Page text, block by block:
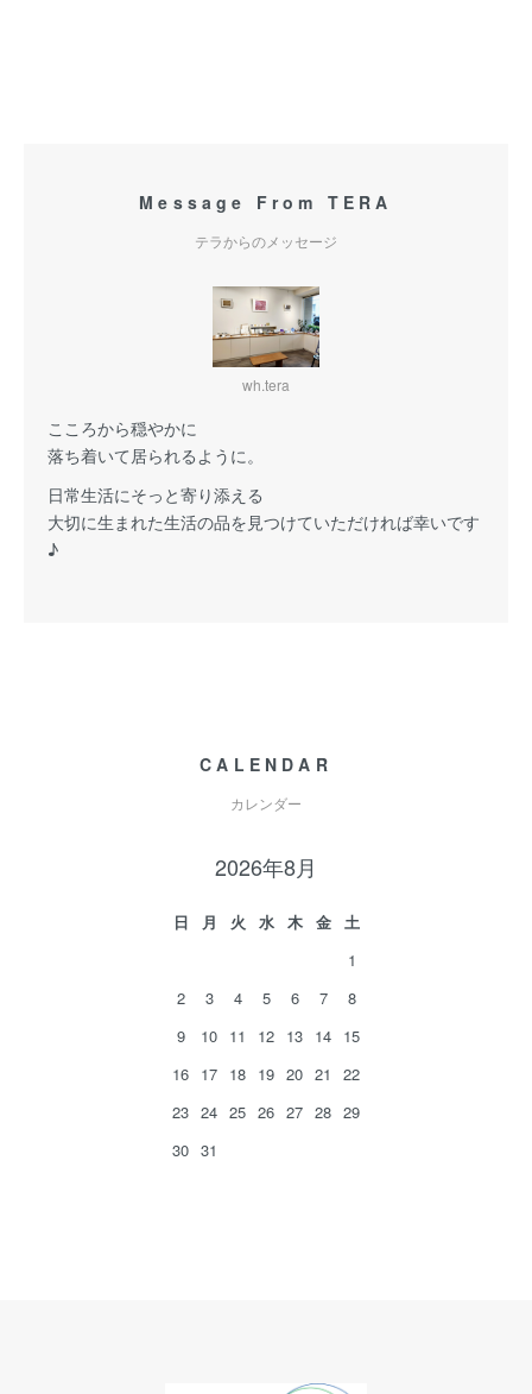
Message From TERA
テラからのメッセージ
wh.tera
こころから穏やかに
落ち着いて居られるように。
日常生活にそっと寄り添える
大切に生まれた生活の品を見つけていただければ幸いです
♪
CALENDAR
カレンダー
2026年8月
日 月 火 水 木 金
土
1
2
3 4 5 6 7
8
9
10 11 12 13 14 15
16 17 18 19 20 21
22
23 24 25 26 27 28 29
30 31